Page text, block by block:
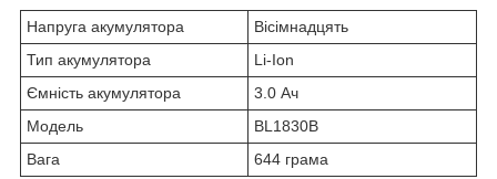
Напруга акумулятора
Вісімнадцять
Тип акумулятора
Li-Ion
Ємність акумулятора
3.0 Ач
Модель
BL1830B
Вага
644 грама